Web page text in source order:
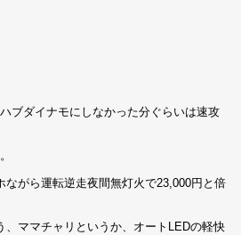
ブダイナモにしなかった分ぐらいは速攻
がら運転逆走夜間無灯火で23,000円と倍
ママチャリというか、オートLEDの軽快